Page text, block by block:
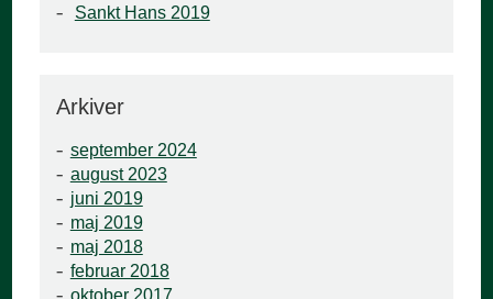
Sankt Hans 2019
Arkiver
september 2024
august 2023
juni 2019
maj 2019
maj 2018
februar 2018